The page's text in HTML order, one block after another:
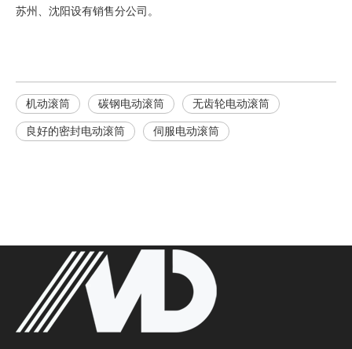
苏州、沈阳设有销售分公司。
机动滚筒 碳钢电动滚筒
无齿轮电动滚筒
良好的密封电动滚筒
伺服电动滚筒